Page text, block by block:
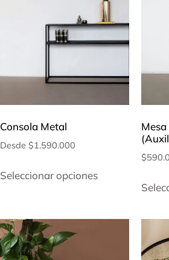
Consola Metal
Desde $1.590.000
Seleccionar opciones
$